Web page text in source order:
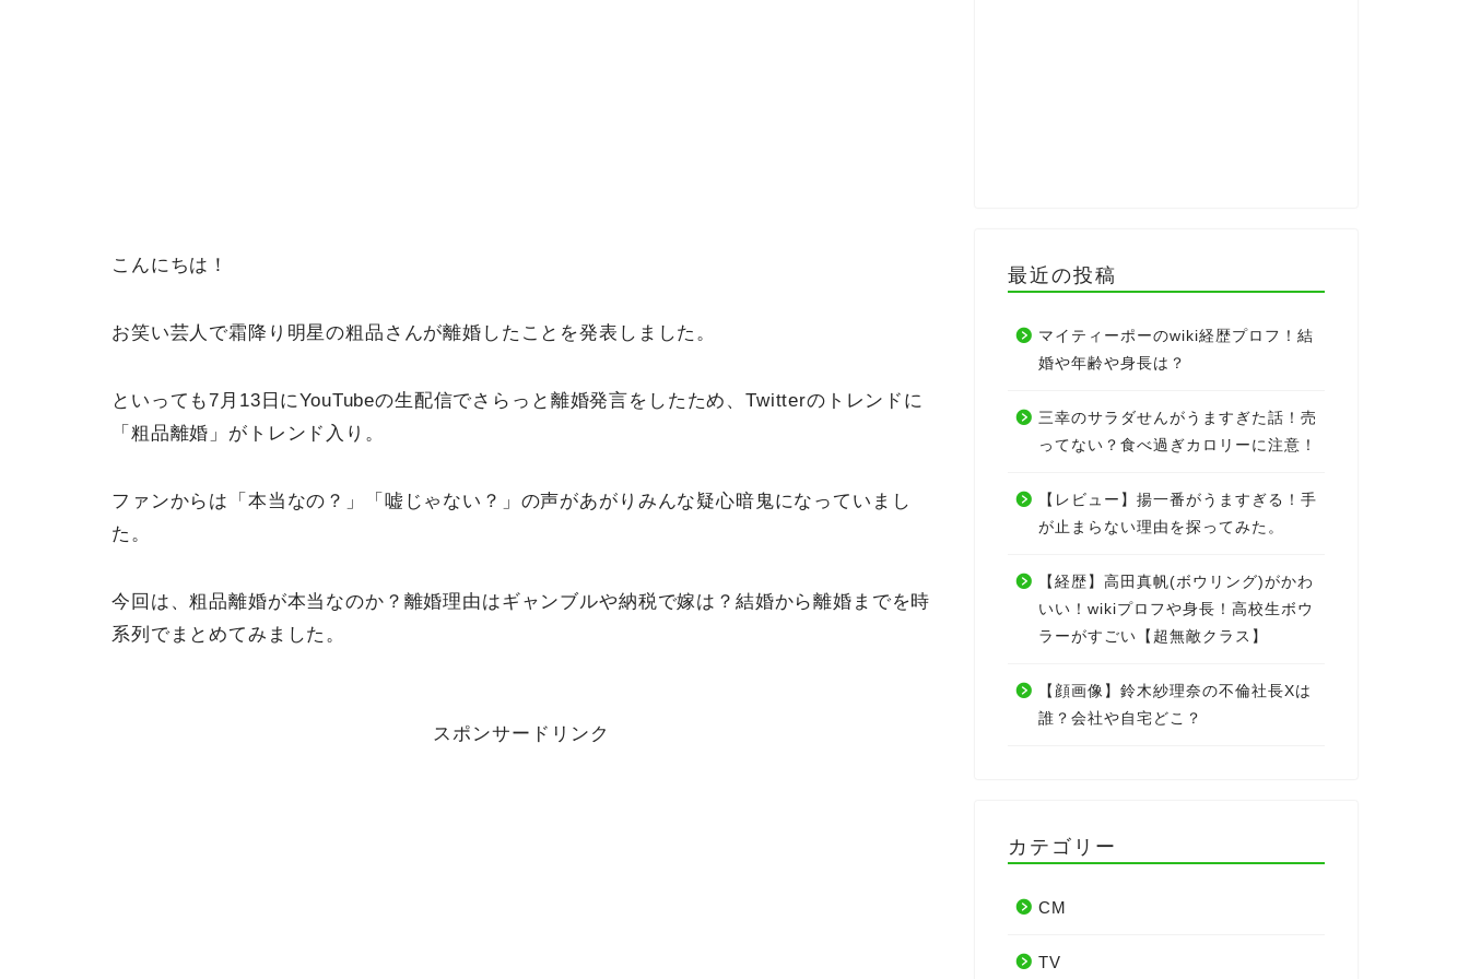
こんにちは！
お笑い芸人で霜降り明星の粗品さんが離婚したことを発表しました。
といっても7月13日にYouTubeの生配信でさらっと離婚発言をしたため、Twitterのトレンドに
「粗品離婚」がトレンド入り。
ファンからは「本当なの？」「嘘じゃない？」の声があがりみんな疑心暗鬼になっていまし
た。
今回は、粗品離婚が本当なのか？離婚理由はギャンブルや納税で嫁は？結婚から離婚までを時
系列でまとめてみました。
スポンサードリンク
最近の投稿
マイティーポーのwiki経歴プロフ！結
婚や年齢や身長は？
三幸のサラダせんがうますぎた話！売
ってない？食べ過ぎカロリーに注意！
【レビュー】揚一番がうますぎる！手
が止まらない理由を探ってみた。
【経歴】高田真帆(ボウリング)がかわ
いい！wikiプロフや身長！高校生ボウ
ラーがすごい【超無敵クラス】
【顔画像】鈴木紗理奈の不倫社長Xは
誰？会社や自宅どこ？
カテゴリー
CM
TV